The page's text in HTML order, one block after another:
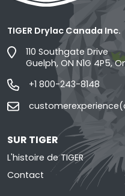
TIGER Drylac Canada Inc.
110 Southgate Drive
Guelph, ON N1G 4P5,
+1 800-243-8148
SUR TIGER
L'histoire de TIGER
Contact